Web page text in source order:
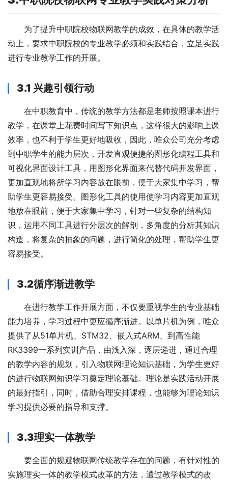
为了提升中职院校物联网教学的成效，在具体的教学活
动上，要求中职院校的专业教学必须和实践结合，立足实践
进行专业教学工作的开展。
3.1 兴趣引领行动
在中职教育中，传统的教学方法都是老师按照课本进行
教学，在课堂上花费时间写下知识点，这样很大的影响上课
效率，也不利于学生更好地吸收，因此，唯众公司充分考虑
到中职学生的能力层次，开发直观便捷的图形化编程工具和
可视化界面设计工具，用图形化界面来代替代码开发界面，
更加直观地将所学习内容放在眼前，便于大家集中学习，帮
助学生更容易接受。图形化工具的使用使学习内容更加直观
地放在眼前，便于大家集中学习，针对一些复杂的结构知
识，运用不同工具进行分层次的解剖，多角度的分析其知识
构造，将复杂的抽象的问题，进行简化的处理，帮助学生更
容易接受。
3.2循序渐进教学
在进行教学工作开展方面，不仅要重视学生的专业基础
能力培养，学习过程中更应循序渐进。以单片机为例，唯众
提供了从51单片机、STM32、嵌入式ARM、到高性能
RK3399一系列实训产品，由浅入深，逐层递进，通过合理
的教学内容的规划，引入物联网理论知识基础，为学生更好
的进行物联网知识学习奠定理论基础。理论是实践活动开展
的最好指引，同时，借助合理安排课程，也能够为理论知识
学习提供必要的指导和支撑。
3.3理实一体教学
要全面的规避物联网传统教学存在的问题，有针对性的
实施理实一体的教学模式改革的方法，通过教学模式的改